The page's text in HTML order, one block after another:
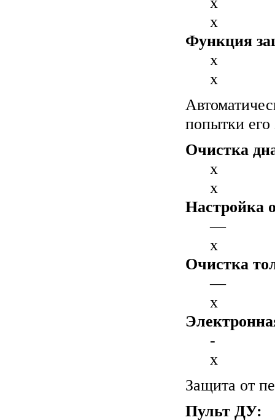
x
Функция
x
x
попытки
Очистка
x
x
Настройка
—
x
Очистка
—
x
-
x
Защита от
Пульт ДУ: